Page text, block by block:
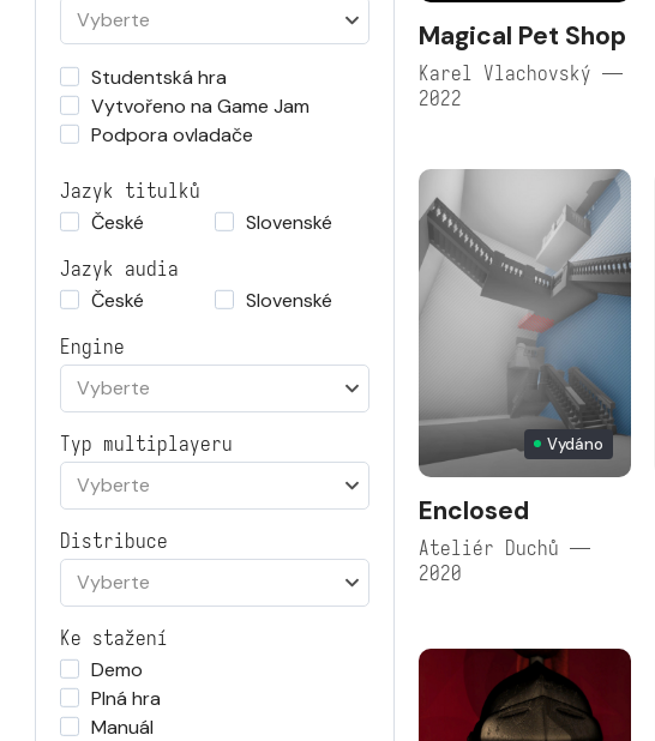
Vyberte
Studentská hra
Vytvořeno na Game Jam
Podpora ovladače
Jazyk titulků
České
Slovenské
Jazyk audia
České
Slovenské
Engine
Vyberte
Typ multiplayeru
Vyberte
Distribuce
Vyberte
Ke stažení
Demo
Plná hra
Manuál
Magical Pet Shop
Karel Vlachovský —
2022
Vydáno
Enclosed
Ateliér Duchů —
2020